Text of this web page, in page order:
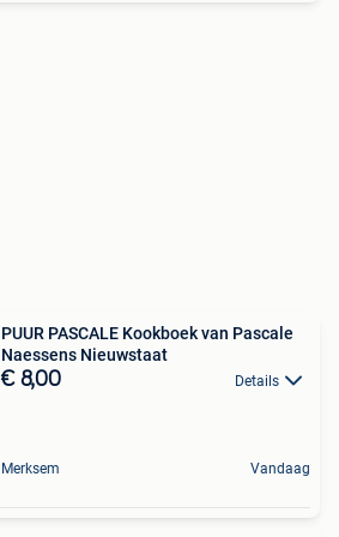
PUUR PASCALE Kookboek van Pascale
Naessens Nieuwstaat
€ 8,00 Details
Merksem Vandaag